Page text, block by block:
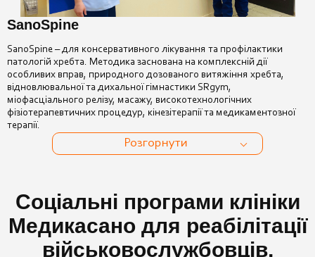
SanoSpine
SanoSpine – для консервативного лікування та профілактики
патологій хребта. Методика заснована на комплексній дії
особливих вправ, природного дозованого витяжіння хребта,
відновлювальної та дихальної гімнастики SRgym,
міофасціального релізу, масажу, високотехнологічних
фізіотерапевтичних процедур, кінезітерапії та медикаментозної
терапії.
Розгорнути
Соціальні програми клініки
Медикасано для реабілітації
військовослужбовців,